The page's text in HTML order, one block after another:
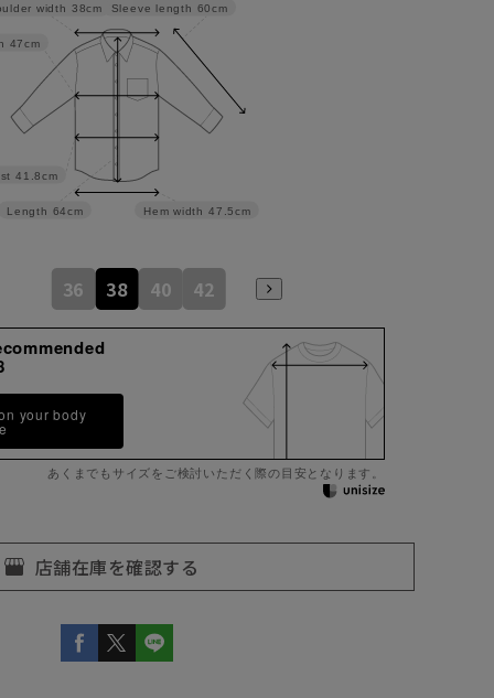
Hem width 47.5cm
Sleeve length 60cm
Length 64cm
41.8cm
47cm
width 38cm
36 38 40 42
your body
あくまでもサイズをご検討いただく際の目安となります。